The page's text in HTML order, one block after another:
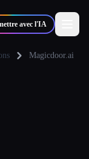
avec l'IA
Magicdoor.ai